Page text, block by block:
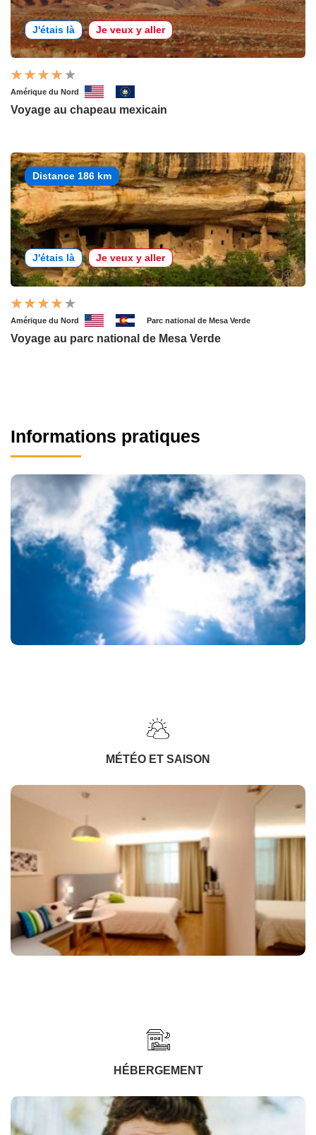
J'étais là Je veux y aller
Amérique du Nord
Voyage au chapeau mexicain
Distance 186 km
J'étais là Je veux y aller
Amérique du Nord Parc national de Mesa Verde
Voyage au parc national de Mesa Verde
Informations pratiques
MÉTÉO ET SAISON
HÉBERGEMENT